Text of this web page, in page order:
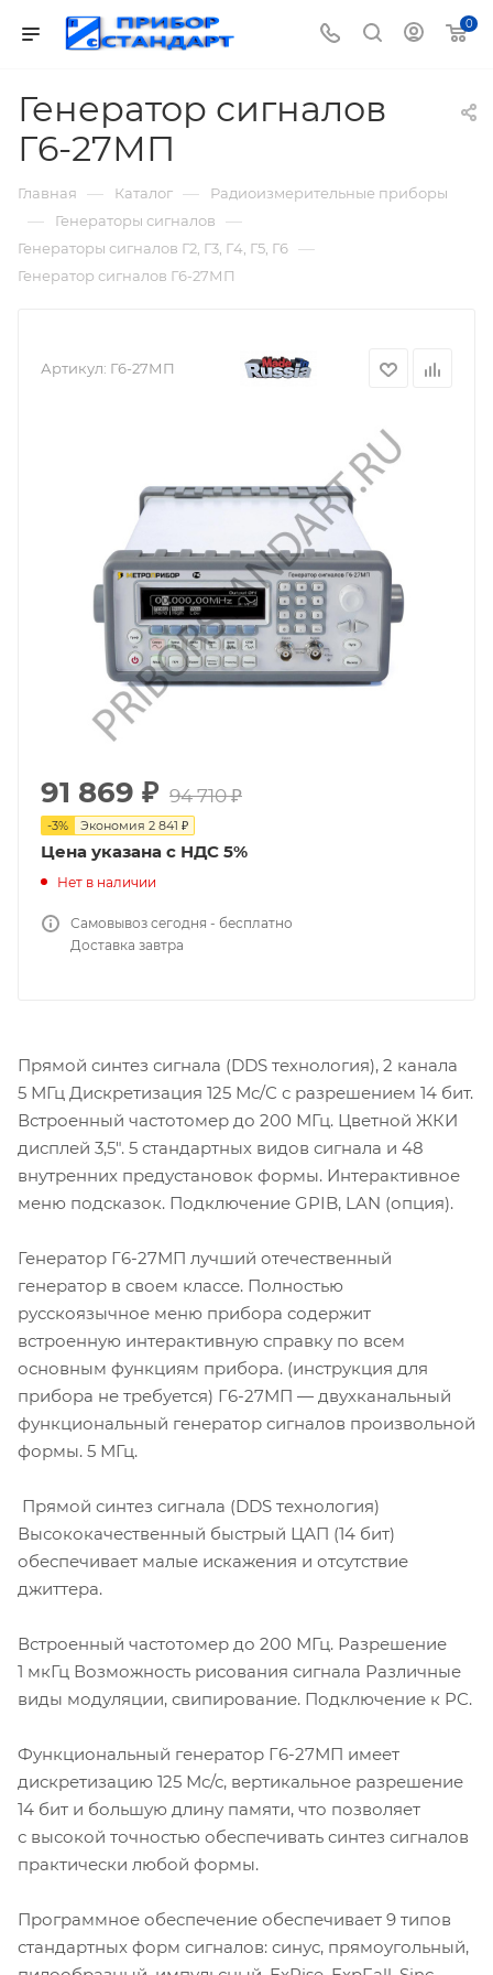
0
Генератор сигналов
Г6-27МП
Главная — Каталог — Радиоизмерительные приборы
— Генераторы сигналов —
Генераторы сигналов Г2, Г3, Г4, Г5, Г6 —
Генератор сигналов Г6-27МП
Артикул: Г6-27МП
91 869 ₽ 94 710₽
-3% Экономия 2 841 ₽
Цена указана с НДС 5%
Нет в наличии
Самовывоз сегодня - бесплатно
Доставка завтра
Прямой синтез сигнала (DDS технология), 2 канала
5 МГц Дискретизация 125 Мс/С с разрешением 14 бит.
Встроенный частотомер до 200 МГц. Цветной ЖКИ
дисплей 3,5″. 5 стандартных видов сигнала и 48
внутренних предустановок формы. Интерактивное
меню подсказок. Подключение GPIB, LAN (опция).
Генератор Г6-27МП лучший отечественный
генератор в своем классе. Полностью
русскоязычное меню прибора содержит
встроенную интерактивную справку по всем
основным функциям прибора. (инструкция для
прибора не требуется) Г6-27МП — двухканальный
функциональный генератор сигналов произвольной
формы. 5 МГц.
Прямой синтез сигнала (DDS технология)
Высококачественный быстрый ЦАП (14 бит)
обеспечивает малые искажения и отсутствие
джиттера.
Встроенный частотомер до 200 МГц. Разрешение
1 мкГц Возможность рисования сигнала Различные
виды модуляции, свипирование. Подключение к PC.
Функциональный генератор Г6-27МП имеет
дискретизацию 125 Мс/с, вертикальное разрешение
14 бит и большую длину памяти, что позволяет
с высокой точностью обеспечивать синтез сигналов
практически любой формы.
Программное обеспечение обеспечивает 9 типов
стандартных форм сигналов: синус, прямоугольный,